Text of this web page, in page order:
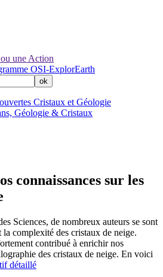
une Action
OSI-ExplorEarth
Cristaux et Géologie
Géologie & Cristaux
connaissances sur les
Sciences, de nombreux auteurs se sont
la complexité des cristaux de neige.
contribué à enrichir nos
des cristaux de neige. En voici
détaillé